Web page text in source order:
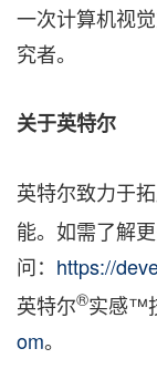
一次计算机视
究者。
关于英特尔
英特尔致力于
能。如需了解
问： https://
英特尔®实感™
om。